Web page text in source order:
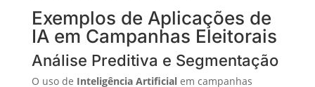
Exemplos de Aplicações de
IA em Campanhas Eleitorais
Análise Preditiva e Segmentação
O uso de Inteligência Artificialem campanhas